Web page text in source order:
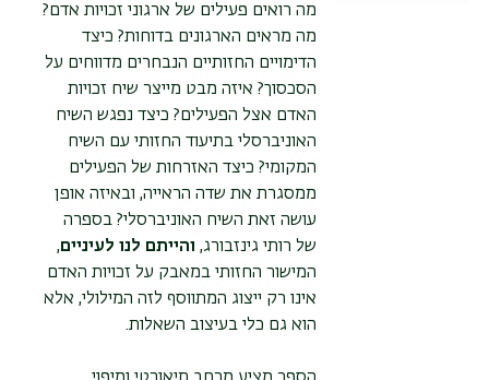
מה רואים פעילים של ארגוני זכויות אדם?
מה מראים הארגונים בדוחות? כיצד
הדימויים החזותיים הנבחרים מדווחים על
הסכסוך? איזה מבט מייצר שיח זכויות
האדם אצל הפעילים? כיצד נפגש השיח
האוניברסלי בתיעוד החזותי עם השיח
המקומי? כיצד האזרחות של הפעילים
ממסגרת את שדה הראייה, ובאיזה אופן
עושה זאת השיח האוניברסלי? בספרה
של רותי גינזבורג, והייתם לנו לעיניים,
המישור החזותי במאבק על זכויות האדם
אינו רק ייצוג המתווסף לזה המילולי, אלא
הוא גם כלי בעיצוב השאלות.